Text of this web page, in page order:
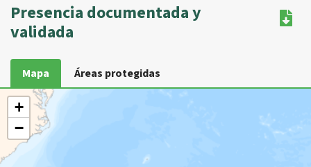
Presencia documentada y
validada
Mapa Áreas protegidas
+
−